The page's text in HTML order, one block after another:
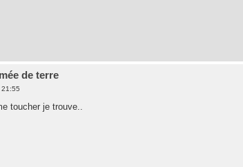
de terre
toucher je trouve..